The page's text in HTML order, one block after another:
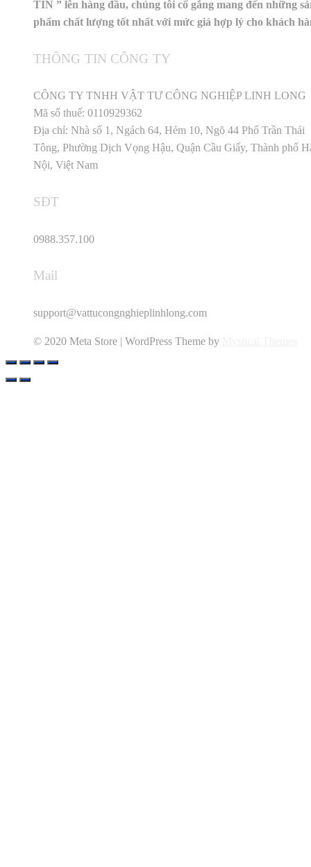
TÍN ” lên hàng đầu, chúng tôi cố gắng mang đến những
phẩm chất lượng tốt nhất với mức giá hợp lý cho khách
THÔNG TIN CÔNG TY
CÔNG TY TNHH VẬT TƯ CÔNG NGHIỆP LINH LONG
Mã số thuế: 0110929362
Địa chỉ: Nhà số 1, Ngách 64, Hẻm 10, Ngõ 44 Phố Trần Thái
Tông, Phường Dịch Vọng Hậu, Quận Cầu Giấy, Thành phố
Nội, Việt Nam
SĐT
0988.357.100
Mail
support@vattucongnghieplinhlong.com
© 2020 Meta Store | WordPress Theme by